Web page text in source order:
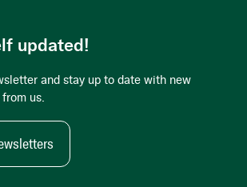
updated!
and stay up to date with new
us.